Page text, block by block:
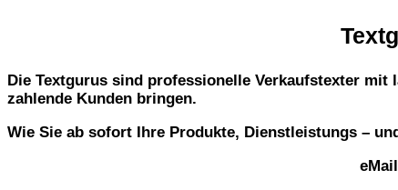
Die Textgurus sind professionelle Verkaufstexter
zahlende Kunden bringen.
Wie Sie ab sofort Ihre Produkte, Dienstleistungs –